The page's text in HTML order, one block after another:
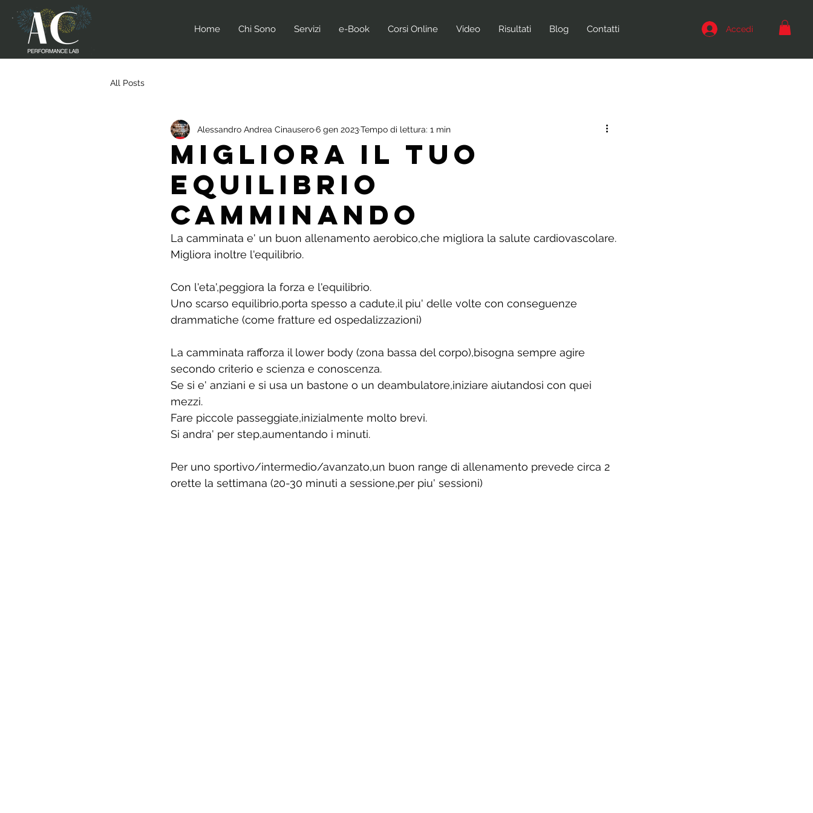
Home Chi Sono Servizi e-Book Corsi Online Video Risultati Blog Contatti Accedi
All Posts
MIGLIORA IL TUO
EQUILIBRIO
CAMMINANDO
Alessandro Andrea Cinausero6 gen 2023Tempo di lettura: 1 min
La camminata e' un buon allenamento aerobico,che migliora la salute cardiovascolare.
Migliora inoltre l'equilibrio.
Con l'eta',peggiora la forza e l'equilibrio.
Uno scarso equilibrio,porta spesso a cadute,il piu' delle volte con conseguenze
drammatiche (come fratture ed ospedalizzazioni)
La camminata rafforza il lower body (zona bassa del corpo),bisogna sempre agire
secondo criterio e scienza e conoscenza.
Se si e' anziani e si usa un bastone o un deambulatore,iniziare aiutandosi con quei
mezzi.
Fare piccole passeggiate,inizialmente molto brevi.
Si andra' per step,aumentando i minuti.
Per uno sportivo/intermedio/avanzato,un buon range di allenamento prevede circa 2
orette la settimana (20-30 minuti a sessione,per piu' sessioni)